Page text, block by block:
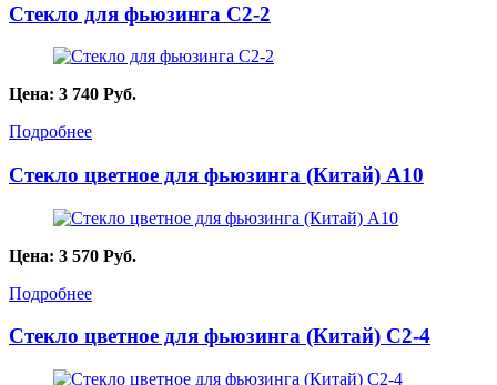
Стекло для фьюзинга C2-2
Цена: 3 740 Руб.
Подробнее
Стекло цветное для фьюзинга (Китай) A10
Цена: 3 570 Руб.
Подробнее
Стекло цветное для фьюзинга (Китай) C2-4